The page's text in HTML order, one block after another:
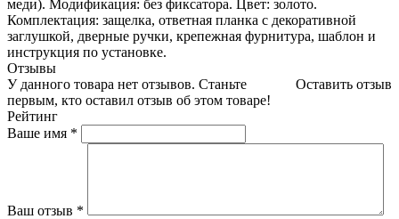
меди). Модификация: без фиксатора. Цвет: золото.
Комплектация: защелка, ответная планка с декоративной
заглушкой, дверные ручки, крепежная фурнитура, шаблон и
инструкция по установке.
Отзывы
Оставить отзыв
У данного товара нет отзывов. Станьте
первым, кто оставил отзыв об этом товаре!
Рейтинг
Ваше имя *
Ваш отзыв *